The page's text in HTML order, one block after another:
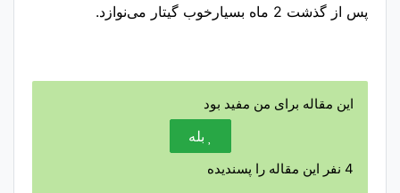
پس از گذشت 2 ماه بسیارخوب گیتار می‌نوازد.
این مقاله برای من مفید بود
بله
4 نفر این مقاله را پسندیده